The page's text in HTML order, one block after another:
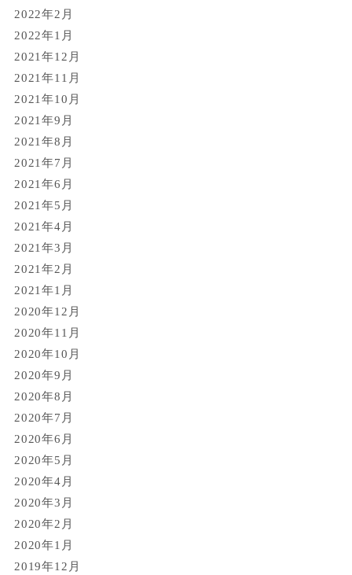
2022年2月
2022年1月
2021年12月
2021年11月
2021年10月
2021年9月
2021年8月
2021年7月
2021年6月
2021年5月
2021年4月
2021年3月
2021年2月
2021年1月
2020年12月
2020年11月
2020年10月
2020年9月
2020年8月
2020年7月
2020年6月
2020年5月
2020年4月
2020年3月
2020年2月
2020年1月
2019年12月